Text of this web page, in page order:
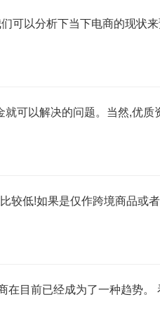
可以分析下当下电商的现状
可以解决的问题。当然,优质
较低!如果是仅作跨境商品或
在目前已经成为了一种趋势。